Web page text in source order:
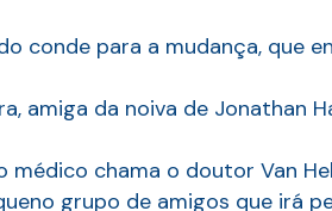
conde para a mudança, que
amiga da noiva de Jonathan
chama o doutor Van
grupo de amigos que irá